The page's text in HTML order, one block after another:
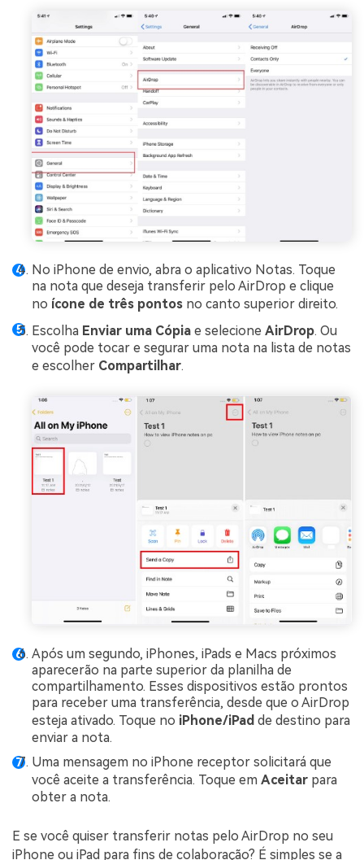
No iPhone de envio, abra o aplicativo Notas. Toque
na nota que deseja transferir pelo AirDrop e clique
no ícone de três pontos no canto superior direito.
Escolha Enviar uma Cópia e selecione AirDrop. Ou
você pode tocar e segurar uma nota na lista de notas
e escolher Compartilhar.
Após um segundo, iPhones, iPads e Macs próximos
aparecerão na parte superior da planilha de
compartilhamento. Esses dispositivos estão prontos
para receber uma transferência, desde que o AirDrop
esteja ativado. Toque no iPhone/iPad de destino para
enviar a nota.
Uma mensagem no iPhone receptor solicitará que
você aceite a transferência. Toque em Aceitar para
obter a nota.
E se você quiser transferir notas pelo AirDrop no seu
iPhone ou iPad para fins de colaboração? É simples se a